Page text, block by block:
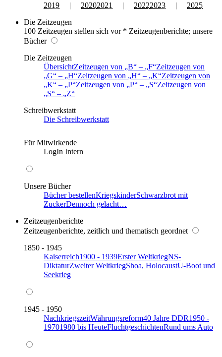
2019 | 20202021 | 20222023 | 2025
Die Zeitzeugen
100 Zeitzeugen stellen sich vor * Zeitzeugenberichte; unsere
Bücher
Die Zeitzeugen
ÜbersichtZeitzeugen von B – F Zeitzeugen von
G
– H Zeitzeugen von H – K Zeitzeugen von
K
– P Zeitzeugen von P – S Zeitzeugen von
S
–
Z
Schreibwerkstatt
Die Schreibwerkstatt
Für Mitwirkende
LogIn Intern
Unsere Bücher
Bücher bestellenKriegskinderSchwarzbrot mit
ZuckerDennoch gelacht…
Zeitzeugenberichte
Zeitzeugenberichte, zeitlich und thematisch geordnet
1850 - 1945
Kaiserreich1900 - 1939Erster WeltkriegNS-
DiktaturZweiter WeltkriegShoa, HolocaustU-Boot und
Seekrieg
1945 - 1950
NachkriegszeitWährungsreform40 Jahre DDR1950 -
19701980 bis HeuteFluchtgeschichtenRund ums Auto